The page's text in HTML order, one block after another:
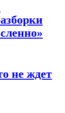
не ждет